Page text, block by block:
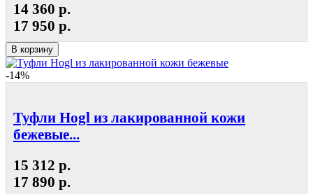
14 360 р.
17 950 р.
В корзину
-14%
Туфли Hogl из лакированной кожи
бежевые...
15 312 р.
17 890 р.